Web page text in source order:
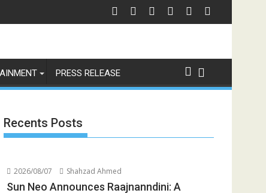
PRESS RELEASE
Recents Posts
2026/08/07 Shahzad Ahmed
Sun Neo Announces Raajnanndini: A